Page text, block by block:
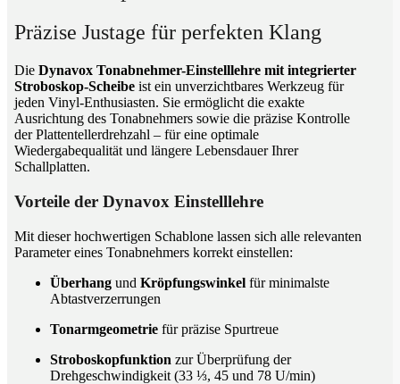
Präzise Justage für perfekten Klang
Die Dynavox Tonabnehmer-Einstelllehre mit integrierter
Stroboskop-Scheibe ist ein unverzichtbares Werkzeug für
jeden Vinyl-Enthusiasten. Sie ermöglicht die exakte
Ausrichtung des Tonabnehmers sowie die präzise Kontrolle
der Plattentellerdrehzahl – für eine optimale
Wiedergabequalität und längere Lebensdauer Ihrer
Schallplatten.
Vorteile der Dynavox Einstelllehre
Mit dieser hochwertigen Schablone lassen sich alle relevanten
Parameter eines Tonabnehmers korrekt einstellen:
Überhang und Kröpfungswinkel für minimalste
Abtastverzerrungen
Tonarmgeometrie für präzise Spurtreue
Stroboskopfunktion zur Überprüfung der
Drehgeschwindigkeit (33 ⅓, 45 und 78 U/min)